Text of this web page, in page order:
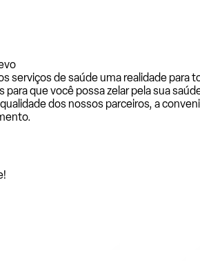
serviços de saúde uma realidade
que você possa zelar pela sua
dos nossos parceiros, a